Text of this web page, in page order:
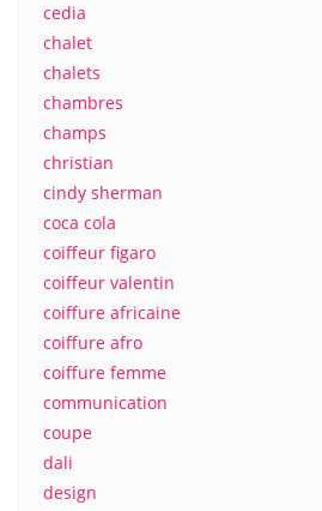
cedia
chalet
chalets
chambres
champs
christian
cindy sherman
coca cola
coiffeur figaro
coiffeur valentin
coiffure africaine
coiffure afro
coiffure femme
communication
coupe
dali
design